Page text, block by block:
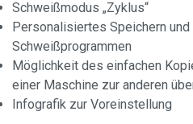
Schweißmodus „Zyklus“
Personalisiertes Speichern und
Schweißprogrammen
Möglichkeit des einfachen
einer Maschine zur anderen
Infografik zur Voreinstellung